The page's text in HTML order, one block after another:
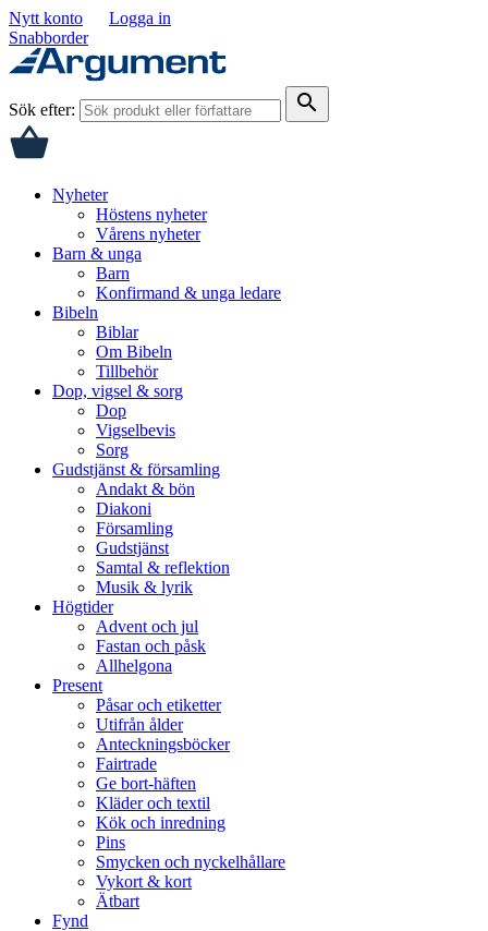
Nytt konto
Logga in
Snabborder
Sök efter: search
Nyheter
Höstens nyheter
Vårens nyheter
Barn & unga
Barn
Konfirmand & unga ledare
Bibeln
Biblar
Om Bibeln
Tillbehör
Dop, vigsel & sorg
Dop
Vigselbevis
Sorg
Gudstjänst & församling
Andakt & bön
Diakoni
Församling
Gudstjänst
Samtal & reflektion
Musik & lyrik
Högtider
Advent och jul
Fastan och påsk
Allhelgona
Present
Påsar och etiketter
Utifrån ålder
Anteckningsböcker
Fairtrade
Ge bort-häften
Kläder och textil
Kök och inredning
Pins
Smycken och nyckelhållare
Vykort & kort
Ätbart
Fynd